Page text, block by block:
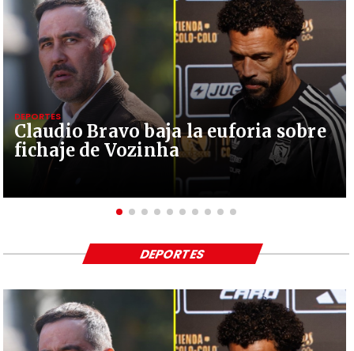
Claudio Bravo baja la euforia sobre
fichaje de Vozinha
DEPORTES
DEPORTES